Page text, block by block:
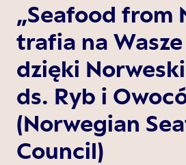
„Seafood from
trafia na Wasze
dzięki
ds. Ryb i
(Norwegian
Council)